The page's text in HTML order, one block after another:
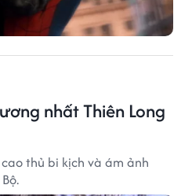
nhất Thiên Long
thủ bi kịch và ám ảnh